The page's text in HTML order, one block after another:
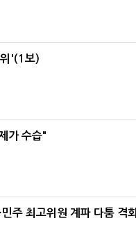
위'(1보)
가 수습"
주 최고위원 계파 다툼 격